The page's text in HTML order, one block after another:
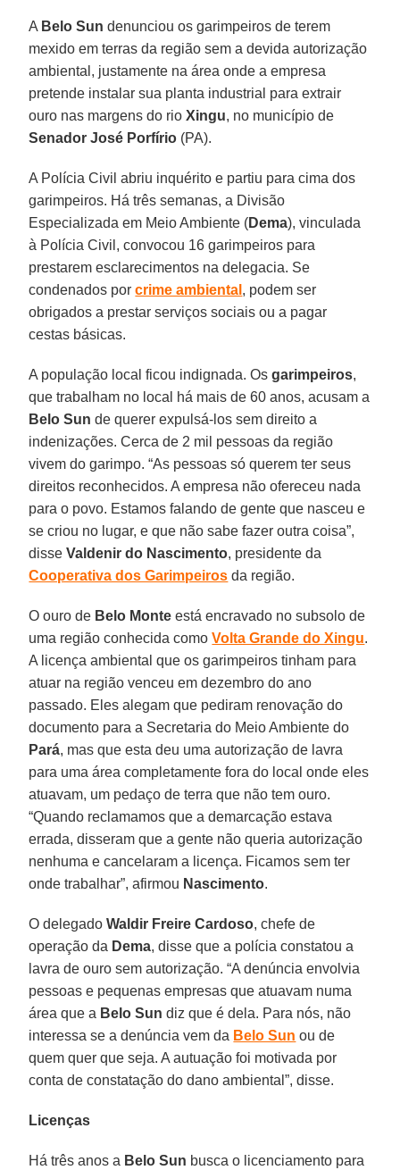
A Belo Sun denunciou os garimpeiros de terem
mexido em terras da região sem a devida autorização
ambiental, justamente na área onde a empresa
pretende instalar sua planta industrial para extrair
ouro nas margens do rioXingu, no município de
Senador José Porfírio (PA).
A Polícia Civil abriu inquérito e partiu para cima dos
garimpeiros. Há três semanas, a Divisão
Especializada em Meio Ambiente (Dema), vinculada
à Polícia Civil, convocou 16 garimpeiros para
prestarem esclarecimentos na delegacia. Se
condenados porcrime ambiental , podem ser
obrigados a prestar serviços sociais ou a pagar
cestas básicas.
A população local ficou indignada. Osgarimpeiros,
que trabalham no local há mais de 60 anos, acusam a
Belo Sun de querer expulsá-los sem direito a
indenizações. Cerca de 2 mil pessoas da região
vivem do garimpo. “As pessoas só querem ter seus
direitos reconhecidos. A empresa não ofereceu nada
para o povo. Estamos falando de gente que nasceu e
se criou no lugar, e que não sabe fazer outra coisa”,
disseValdenir do Nascimento, presidente da
Cooperativa dos Garimpeiros da região.
O ouro de Belo Monte está encravado no subsolo de
uma região conhecida comoVolta Grande do Xingu.
A licença ambiental que os garimpeiros tinham para
atuar na região venceu em dezembro do ano
passado. Eles alegam que pediram renovação do
documento para a Secretaria do Meio Ambiente do
Pará, mas que esta deu uma autorização de lavra
para uma área completamente fora do local onde eles
atuavam, um pedaço de terra que não tem ouro.
“Quando reclamamos que a demarcação estava
errada, disseram que a gente não queria autorização
nenhuma e cancelaram a licença. Ficamos sem ter
onde trabalhar”, afirmou Nascimento.
O delegadoWaldir Freire Cardoso, chefe de
operação da Dema, disse que a polícia constatou a
lavra de ouro sem autorização. “A denúncia envolvia
pessoas e pequenas empresas que atuavam numa
área que a Belo Sun diz que é dela. Para nós, não
interessa se a denúncia vem da Belo Sun ou de
quem quer que seja. A autuação foi motivada por
conta de constatação do dano ambiental”, disse.
Licenças
Há três anos a Belo Sun busca o licenciamento para